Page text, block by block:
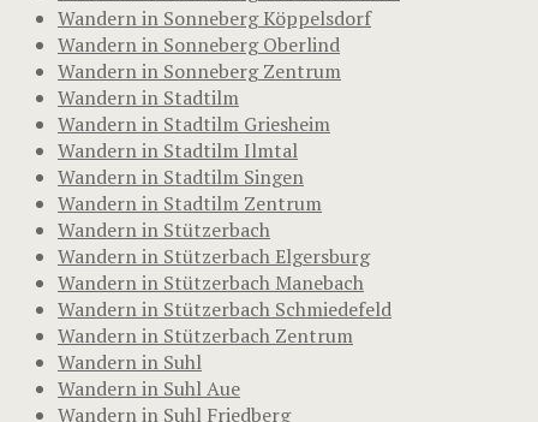
Wandern in Sonneberg Köppelsdorf
Wandern in Sonneberg Oberlind
Wandern in Sonneberg Zentrum
Wandern in Stadtilm
Wandern in Stadtilm Griesheim
Wandern in Stadtilm Ilmtal
Wandern in Stadtilm Singen
Wandern in Stadtilm Zentrum
Wandern in Stützerbach
Wandern in Stützerbach Elgersburg
Wandern in Stützerbach Manebach
Wandern in Stützerbach Schmiedefeld
Wandern in Stützerbach Zentrum
Wandern in Suhl
Wandern in Suhl Aue
Wandern in Suhl Friedberg